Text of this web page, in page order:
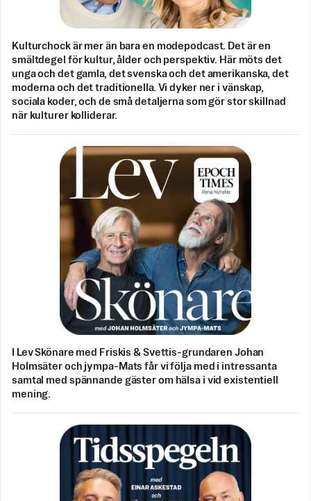
Kulturchock är mer än bara en modepodcast. Det är en
smältdegel för kultur, ålder och perspektiv. Här möts det
unga och det gamla, det svenska och det amerikanska, det
moderna och det traditionella. Vi dyker ner i vänskap,
sociala koder, och de små detaljerna som gör stor skillnad
när kulturer kolliderar.
I Lev Skönare med Friskis & Svettis-grundaren Johan
Holmsäter och jympa-Mats får vi följa med i intressanta
samtal med spännande gäster om hälsa i vid existentiell
mening.